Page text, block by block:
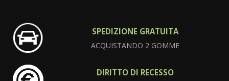
SPEDIZIONE GRATUITA
ACQUISTANDO 2 GOMME
DIRITTO DI RECESSO